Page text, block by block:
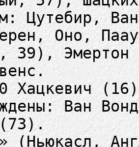
Цутебир,
Оно,
39),
Хацкевич
Ван
(73).
(Ньюкасл,